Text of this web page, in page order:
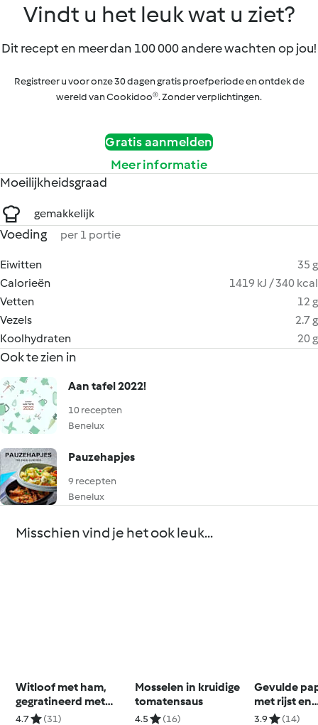
Vindt u het leuk wat u ziet?
Dit recept en meer dan 100 000 andere wachten op jou!
Registreer u voor onze 30 dagen gratis proefperiode en ontdek de
wereld van Cookidoo®. Zonder verplichtingen.
Gratis aanmelden
Meer informatie
Moeilijkheidsgraad
gemakkelijk
Voeding per 1 portie
Eiwitten
35 g
Calorieën
1419 kJ / 340 kcal
Vetten
12 g
Vezels
2.7 g
Koolhydraten
20 g
Ook te zien in
Aan tafel 2022!
10 recepten
Benelux
Pauzehapjes
9 recepten
Benelux
Misschien vind je het ook leuk...
Witloof met ham,
gegratineerd met
comté
4.7 (31)
Mosselen in kruidige
tomatensaus
4.5 (16)
Gevulde
met rijst en
3.9 (14)